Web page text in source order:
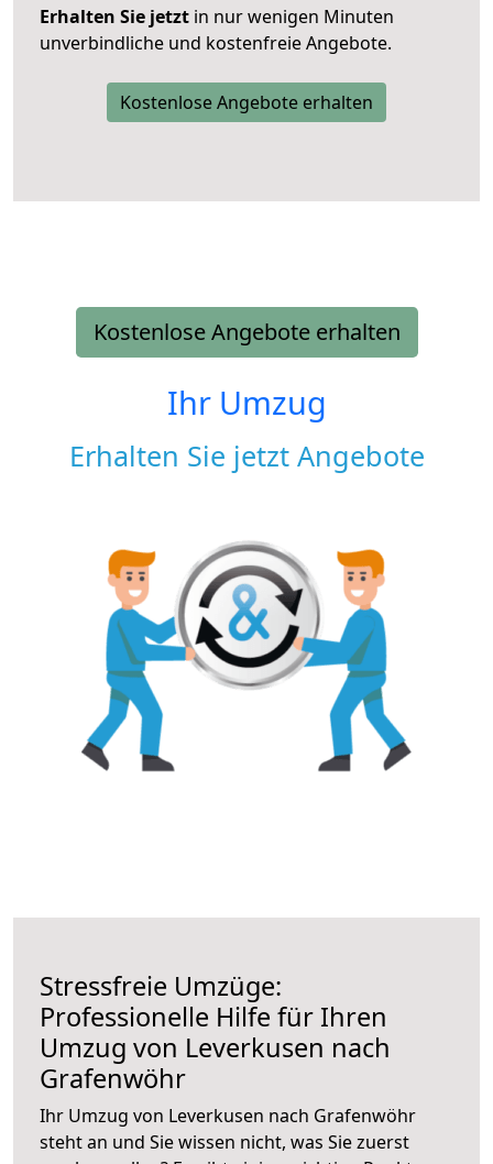
Erhalten Sie jetzt in nur wenigen Minuten
unverbindliche und kostenfreie Angebote.
Kostenlose Angebote erhalten
Kostenlose Angebote erhalten
Ihr Umzug
Erhalten Sie jetzt Angebote
Stressfreie Umzüge:
Professionelle Hilfe für Ihren
Umzug von Leverkusen nach
Grafenwöhr
Ihr Umzug von Leverkusen nach Grafenwöhr
steht an und Sie wissen nicht, was Sie zuerst